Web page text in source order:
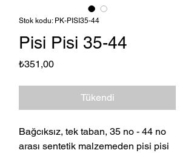
Stok kodu: PK-PISI35-44
Pisi Pisi 35-44
₺351,00Fiyat
Tükendi
Bağcıksız, tek taban, 35 no - 44 no
arası sentetik malzemeden pisi pisi